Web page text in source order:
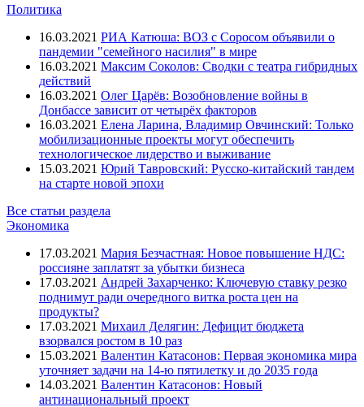
Политика
16.03.2021 РИА Катюша: ВОЗ с Соросом объявили о
пандемии "семейного насилия" в мире
16.03.2021 Максим Соколов: Сводки с театра гибридных
действий
16.03.2021 Олег Царёв: Возобновление войны в
Донбассе зависит от четырёх факторов
16.03.2021 Елена Ларина, Владимир Овчинский: Только
мобилизационные проекты могут обеспечить
технологическое лидерство и выживание
15.03.2021 Юрий Тавровский: Русско-китайский тандем
на старте новой эпохи
Все статьи раздела
Экономика
17.03.2021 Мария Безчастная: Новое повышение НДС:
россияне заплатят за убытки бизнеса
17.03.2021 Андрей Захарченко: Ключевую ставку резко
поднимут ради очередного витка роста цен на
продукты?
17.03.2021 Михаил Делягин: Дефицит бюджета
взорвался ростом в 10 раз
15.03.2021 Валентин Катасонов: Первая экономика мира
уточняет задачи на 14-ю пятилетку и до 2035 года
14.03.2021 Валентин Катасонов: Новый
антинациональный проект